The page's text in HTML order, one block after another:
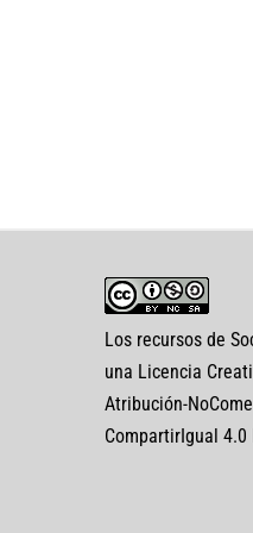
Los recursos de
una Licencia
Atribución-
CompartirIgual